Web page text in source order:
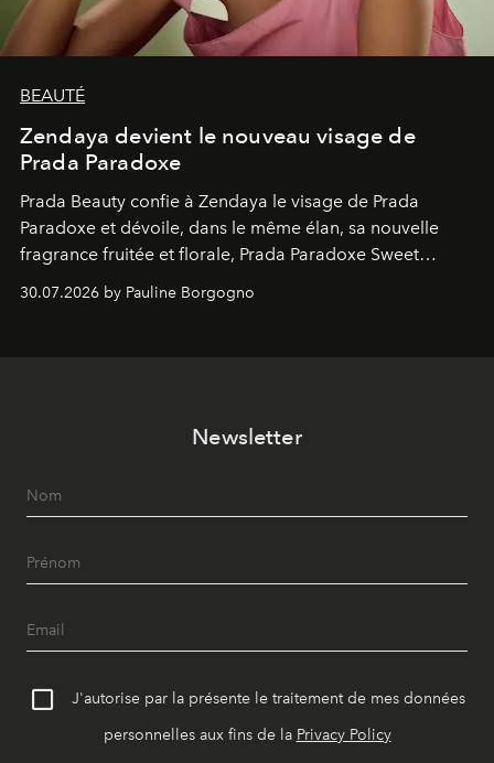
BEAUTÉ
Zendaya devient le nouveau visage de
Prada Paradoxe
Prada Beauty confie à Zendaya le visage de Prada
Paradoxe et dévoile, dans le même élan, sa nouvelle
fragrance fruitée et florale, Prada Paradoxe Sweet
Chemistry Eau de Parfum.
30.07.2026 by Pauline Borgogno
Newsletter
J'autorise par la présente le traitement de mes données
personnelles aux fins de la Privacy Policy